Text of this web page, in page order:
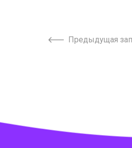
Предыдущая